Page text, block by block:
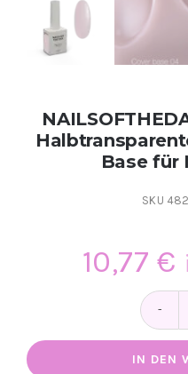
Base für
SKU
10,77 €
IN DEN